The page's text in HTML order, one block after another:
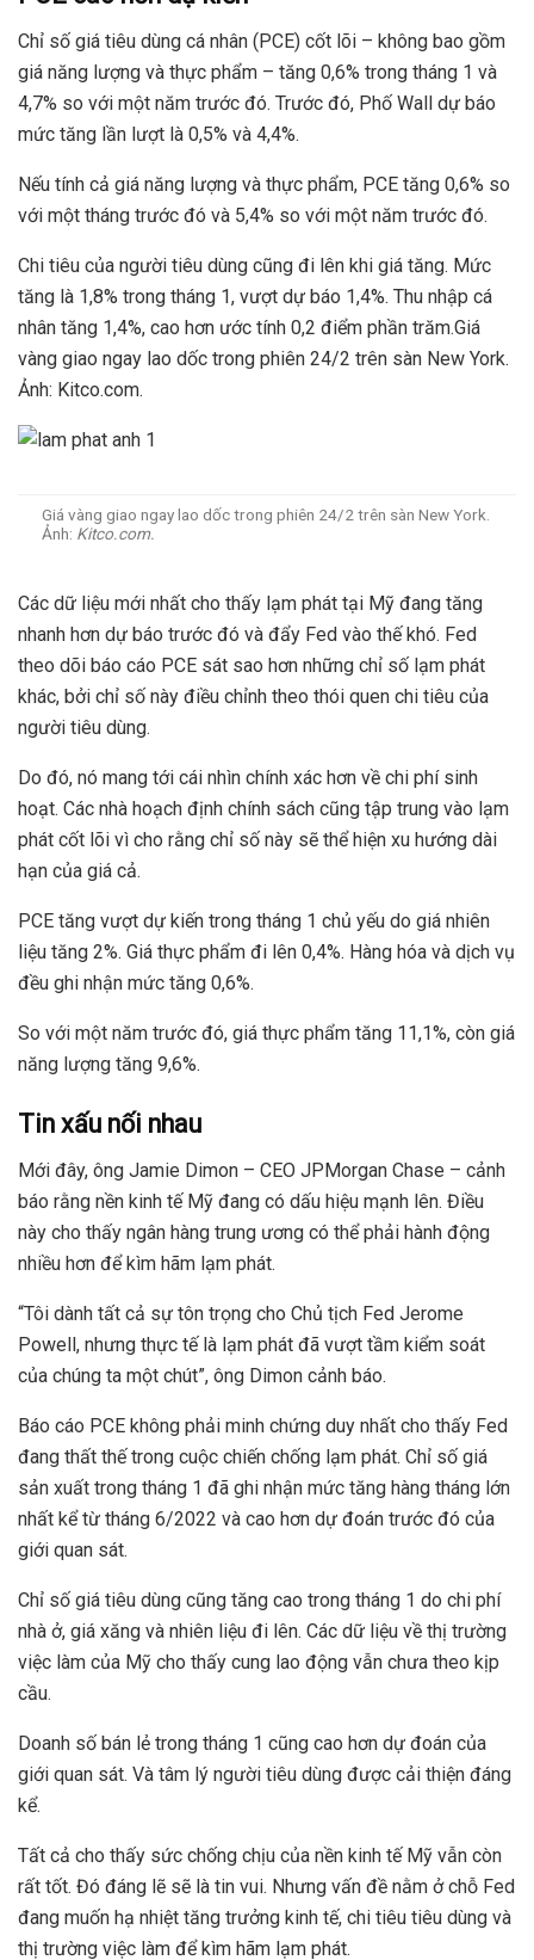
Chỉ số giá tiêu dùng cá nhân (PCE) cốt lõi – không bao gồm
giá năng lượng và thực phẩm – tăng 0,6% trong tháng 1 và
4,7% so với một năm trước đó. Trước đó, Phố Wall dự báo
mức tăng lần lượt là 0,5% và 4,4%.
Nếu tính cả giá năng lượng và thực phẩm, PCE tăng 0,6% so
với một tháng trước đó và 5,4% so với một năm trước đó.
Chi tiêu của người tiêu dùng cũng đi lên khi giá tăng. Mức
tăng là 1,8% trong tháng 1, vượt dự báo 1,4%. Thu nhập cá
nhân tăng 1,4%, cao hơn ước tính 0,2 điểm phần trăm.Giá
vàng giao ngay lao dốc trong phiên 24/2 trên sàn New York.
Ảnh: Kitco.com.
Giá vàng giao ngay lao dốc trong phiên 24/2 trên sàn New York.
Ảnh: Kitco.com.
Các dữ liệu mới nhất cho thấy lạm phát tại Mỹ đang tăng
nhanh hơn dự báo trước đó và đẩy Fed vào thế khó. Fed
theo dõi báo cáo PCE sát sao hơn những chỉ số lạm phát
khác, bởi chỉ số này điều chỉnh theo thói quen chi tiêu của
người tiêu dùng.
Do đó, nó mang tới cái nhìn chính xác hơn về chi phí sinh
hoạt. Các nhà hoạch định chính sách cũng tập trung vào lạm
phát cốt lõi vì cho rằng chỉ số này sẽ thể hiện xu hướng dài
hạn của giá cả.
PCE tăng vượt dự kiến trong tháng 1 chủ yếu do giá nhiên
liệu tăng 2%. Giá thực phẩm đi lên 0,4%. Hàng hóa và dịch vụ
đều ghi nhận mức tăng 0,6%.
So với một năm trước đó, giá thực phẩm tăng 11,1%, còn giá
năng lượng tăng 9,6%.
Tin xấu nối nhau
Mới đây, ông Jamie Dimon – CEO JPMorgan Chase – cảnh
báo rằng nền kinh tế Mỹ đang có dấu hiệu mạnh lên. Điều
này cho thấy ngân hàng trung ương có thể phải hành động
nhiều hơn để kìm hãm lạm phát.
“Tôi dành tất cả sự tôn trọng cho Chủ tịch Fed Jerome
Powell, nhưng thực tế là lạm phát đã vượt tầm kiểm soát
của chúng ta một chút”, ông Dimon cảnh báo.
Báo cáo PCE không phải minh chứng duy nhất cho thấy Fed
đang thất thế trong cuộc chiến chống lạm phát. Chỉ số giá
sản xuất trong tháng 1 đã ghi nhận mức tăng hàng tháng lớn
nhất kể từ tháng 6/2022 và cao hơn dự đoán trước đó của
giới quan sát.
Chỉ số giá tiêu dùng cũng tăng cao trong tháng 1 do chi phí
nhà ở, giá xăng và nhiên liệu đi lên. Các dữ liệu về thị trường
việc làm của Mỹ cho thấy cung lao động vẫn chưa theo kịp
cầu.
Doanh số bán lẻ trong tháng 1 cũng cao hơn dự đoán của
giới quan sát. Và tâm lý người tiêu dùng được cải thiện đáng
kể.
Tất cả cho thấy sức chống chịu của nền kinh tế Mỹ vẫn còn
rất tốt. Đó đáng lẽ sẽ là tin vui. Nhưng vấn đề nằm ở chỗ Fed
đang muốn hạ nhiệt tăng trưởng kinh tế, chi tiêu tiêu dùng và
thị trường việc làm để kìm hãm lạm phát.